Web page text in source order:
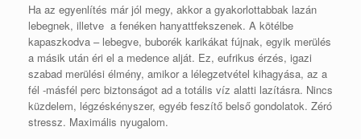
Ha az egyenlítés már jól megy, akkor a gyakorlottabbak lazán
lebegnek, illetve a fenéken hanyattfekszenek. A kötélbe
kapaszkodva – lebegve, buborék karikákat fújnak, egyik merülés
a másik után éri el a medence alját. Ez, eufrikus érzés, igazi
szabad merülési élmény, amikor a lélegzetvétel kihagyása, az a
fél -másfél perc biztonságot ad a totális víz alatti lazításra. Nincs
küzdelem, légzéskényszer, egyéb feszítő belső gondolatok. Zéró
stressz. Maximális nyugalom.